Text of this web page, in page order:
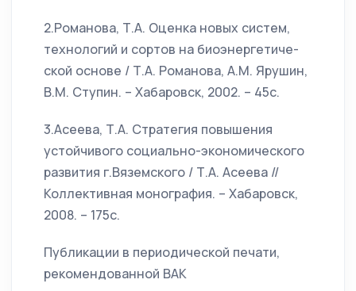
2.Романова, Т.А. Оценка новых систем,
технологий и сортов на биоэнергетиче-
ской основе / Т.А. Романова, А.М. Ярушин,
В.М. Ступин. – Хабаровск, 2002. – 45с.
3.Асеева, Т.А. Стратегия повышения
устойчивого социально-экономического
развития г.Вяземского / Т.А. Асеева //
Коллективная монография. – Хабаровск,
2008. – 175с.
Публикации в периодической печати,
рекомендованной ВАК